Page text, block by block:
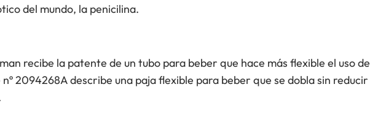
del mundo, la penicilina.
recibe la patente de un tubo para beber que hace más flexible el uso de
2094268A describe una paja flexible para beber que se dobla sin reducir